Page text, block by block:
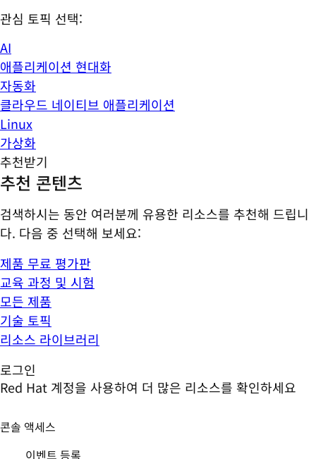
관심 토픽 선택:
AI
애플리케이션 현대화
자동화
클라우드 네이티브 애플리케이션
Linux
가상화
추천받기
추천 콘텐츠
검색하시는 동안 여러분께 유용한 리소스를 추천해 드립니
다. 다음 중 선택해 보세요:
제품 무료 평가판
교육 과정 및 시험
모든 제품
기술 토픽
리소스 라이브러리
로그인
Red Hat 계정을 사용하여 더 많은 리소스를 확인하세요
콘솔 액세스
이벤트 등록